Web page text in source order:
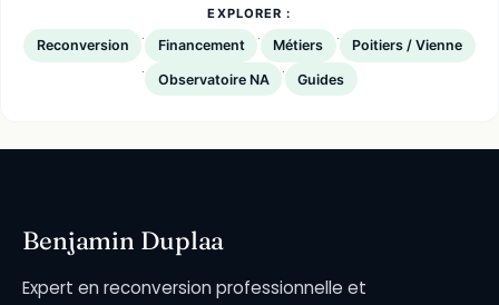
EXPLORER :
Reconversion · Financement · Métiers · Poitiers / Vienne
· Observatoire NA · Guides
Benjamin Duplaa
Expert en reconversion professionnelle et